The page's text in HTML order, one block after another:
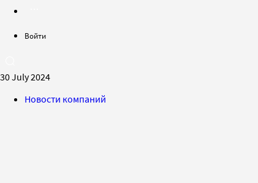
Войти
30 July 2024
Новости компаний